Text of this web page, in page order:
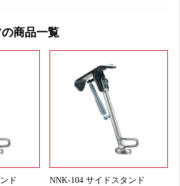
商品一覧
ド
NNK-104 サイドスタンド